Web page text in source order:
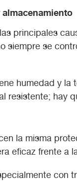
principales
siempre se
humedad y
resistente; hay
la misma
eficaz frente a
con